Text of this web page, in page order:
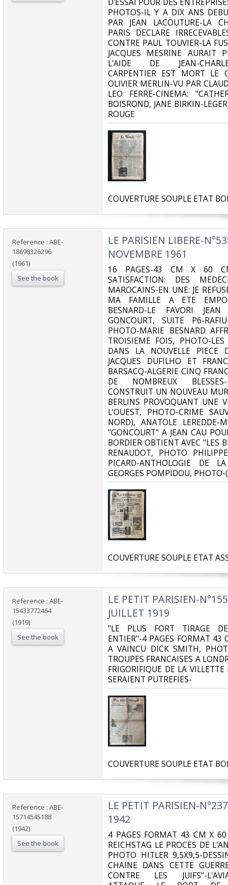
PHOTOS-IL Y A DIX ANS
PAR JEAN LACOUTURE-LA
PARIS DECLARE
CONTRE PAUL TOUVIER-LA
JACQUES MESRINE AURAIT
L'AIDE DE JEAN-
CARPENTIER EST MORT LE
OLIVIER MERLIN-VU PAR
LEO FERRE-CINEMA:
BOISROND, JANE BIRKIN-
ROUGE‎
‎COUVERTURE SOUPLE ETAT
Reference : ABE-
18698326296
(1961)
See the book
‎LE PARISIEN LIBERE-
NOVEMBRE 1961‎
‎16 PAGES-43 CM X 60
SATISFACTION: DES
MAROCAINS-EN UNE: JE
MA FAMILLE A ETE
BESNARD-LE FAVORI
GONCOURT, SUITE P6-
PHOTO-MARIE BESNARD
TROISIEME FOIS, PHOTO-
DANS LA NOUVELLE PIECE
JACQUES DUFILHO ET
BARSACQ-ALGERIE CINQ
DE NOMBREUX BLESSES-
CONSTRUIT UN NOUVEAU
BERLINS PROVOQUANT UNE
L'OUEST, PHOTO-CRIME
NORD), ANATOLE
"GONCOURT" A JEAN CAU
BORDIER OBTIENT AVEC "LES
RENAUDOT, PHOTO
PICARD-ANTHOLOGIE DE
GEORGES POMPIDOU,
‎COUVERTURE SOUPLE ETAT
Reference : ABE-
15433772464
(1919)
See the book
‎LE PETIT PARISIEN-
JUILLET 1919‎
‎"LE PLUS FORT TIRAGE
ENTIER"-4 PAGES FORMAT 43
A VAINCU DICK SMITH,
TROUPES FRANCAISES A
FRIGORIFIQUE DE LA
SERAIENT PUTREFIES-‎
‎COUVERTURE SOUPLE ETAT
Reference : ABE-
15714545188
(1942)
See the book
‎LE PETIT PARISIEN-
1942‎
‎4 PAGES FORMAT 43 CM X
REICHSTAG LE PROCES DE
PHOTO HITLER 9,5X9,5-
CHAINE DANS CETTE
CONTRE LES JUIFS"-